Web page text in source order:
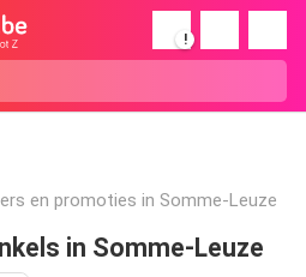
!
en promoties in Somme-Leuze
in Somme-Leuze